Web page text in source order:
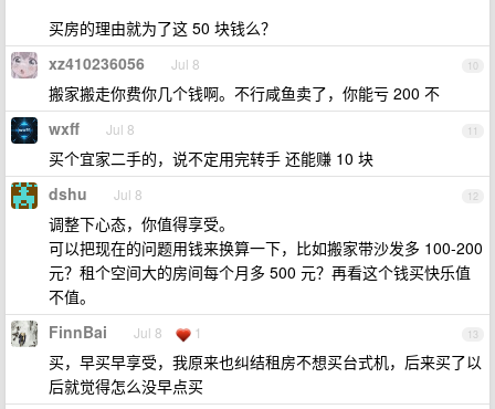
买房的理由就为了这 50 块钱么？
10
xz410236056 Jul 8
搬家搬走你费你几个钱啊。不行咸鱼卖了，你能亏 200 不
11
wxff Jul 8
买个宜家二手的，说不定用完转手 还能赚 10 块
12
dshu Jul 8
调整下心态，你值得享受。
可以把现在的问题用钱来换算一下，比如搬家带沙发多 100-200
元？租个空间大的房间每个月多 500 元？再看这个钱买快乐值
不值。
13
FinnBai Jul 8 1
买，早买早享受，我原来也纠结租房不想买台式机，后来买了以
后就觉得怎么没早点买